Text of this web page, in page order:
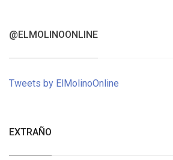
@ELMOLINOONLINE
Tweets by ElMolinoOnline
EXTRAÑO